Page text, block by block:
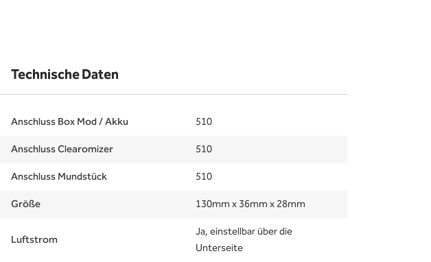
Technische Daten
Anschluss Box Mod / Akku
510
Anschluss Clearomizer
510
Anschluss Mundstück
510
Größe
130mm x 36mm x 28mm
Luftstrom
Ja, einstellbar über die
Unterseite